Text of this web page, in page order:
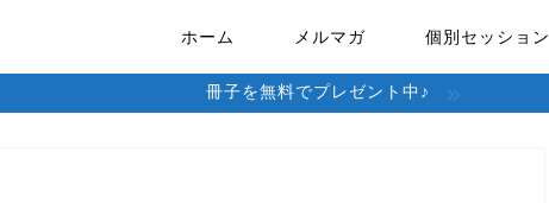
ホーム メルマガ 個別セッション
冊子を無料でプレゼント中♪